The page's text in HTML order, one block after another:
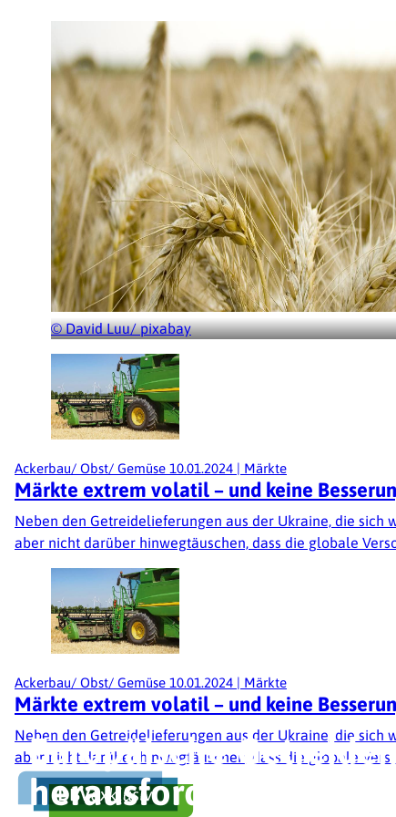
© David Luu/ pixabay
Europäische
herausfordernd
Ackerbau/ Obst/ Gemüse 10.01.2024 | Märkte
Märkte extrem volatil – und keine
Neben den Getreidelieferungen aus der Ukraine, die
aber nicht darüber hinwegtäuschen, dass die globale
Ackerbau/ Obst/ Gemüse 10.01.2024 | Märkte
Märkte extrem volatil – und keine
Neben den Getreidelieferungen aus der Ukraine, die
aber nicht darüber hinwegtäuschen, dass die globale
Fußzeile